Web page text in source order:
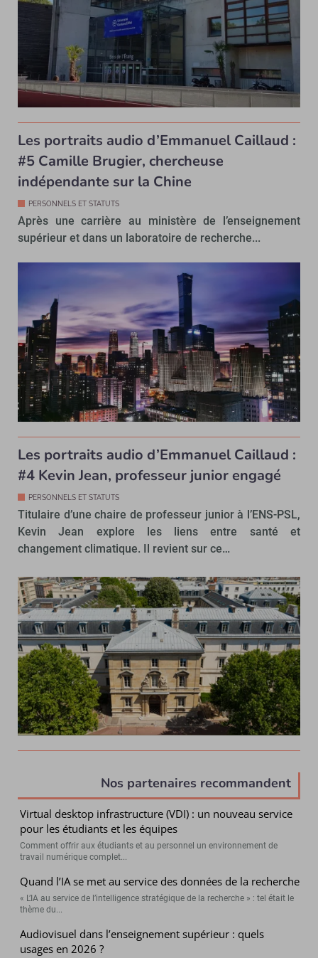
Les portraits audio d’Emmanuel Caillaud :
#5 Camille Brugier, chercheuse
indépendante sur la Chine
PERSONNELS ET STATUTS
Après une carrière au ministère de l’enseignement
supérieur et dans un laboratoire de recherche...
Les portraits audio d’Emmanuel Caillaud :
#4 Kevin Jean, professeur junior engagé
PERSONNELS ET STATUTS
Titulaire d’une chaire de professeur junior à l’ENS-PSL,
Kevin Jean explore les liens entre santé et
changement climatique. Il revient sur ce…
Nos partenaires recommandent
Virtual desktop infrastructure (VDI) : un nouveau service
pour les étudiants et les équipes
Comment offrir aux étudiants et au personnel un environnement de
travail numérique complet...
Quand l’IA se met au service des données de la recherche
« L’IA au service de l’intelligence stratégique de la recherche » : tel était le
thème du...
Audiovisuel dans l’enseignement supérieur : quels
usages en 2026 ?